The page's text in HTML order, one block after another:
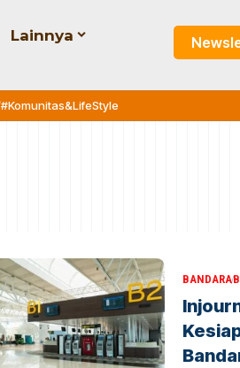
Lainnya
#Komunitas&LifeStyle
BANDARA